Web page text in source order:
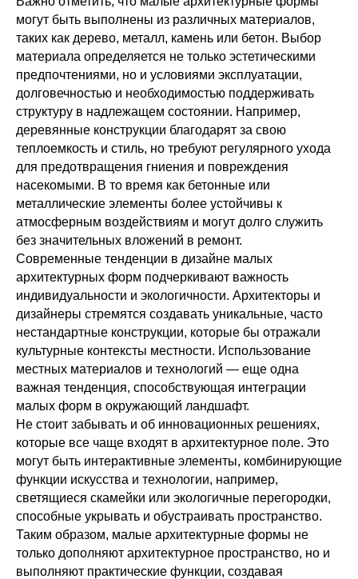
могут быть выполнены из различных материалов,
таких как дерево, металл, камень или бетон. Выбор
материала определяется не только эстетическими
предпочтениями, но и условиями эксплуатации,
долговечностью и необходимостью поддерживать
структуру в надлежащем состоянии. Например,
деревянные конструкции благодарят за свою
теплоемкость и стиль, но требуют регулярного ухода
для предотвращения гниения и повреждения
насекомыми. В то время как бетонные или
металлические элементы более устойчивы к
атмосферным воздействиям и могут долго служить
без значительных вложений в ремонт.
Современные тенденции в дизайне малых
архитектурных форм подчеркивают важность
индивидуальности и экологичности. Архитекторы и
дизайнеры стремятся создавать уникальные, часто
нестандартные конструкции, которые бы отражали
культурные контексты местности. Использование
местных материалов и технологий — еще одна
важная тенденция, способствующая интеграции
малых форм в окружающий ландшафт.
Не стоит забывать и об инновационных решениях,
которые все чаще входят в архитектурное поле. Это
могут быть интерактивные элементы, комбинирующие
функции искусства и технологии, например,
светящиеся скамейки или экологичные перегородки,
способные укрывать и обустраивать пространство.
Таким образом, малые архитектурные формы не
только дополняют архитектурное пространство, но и
выполняют практические функции, создавая